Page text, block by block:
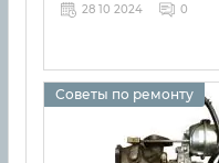
28 10 2024 0
Советы по ремонту